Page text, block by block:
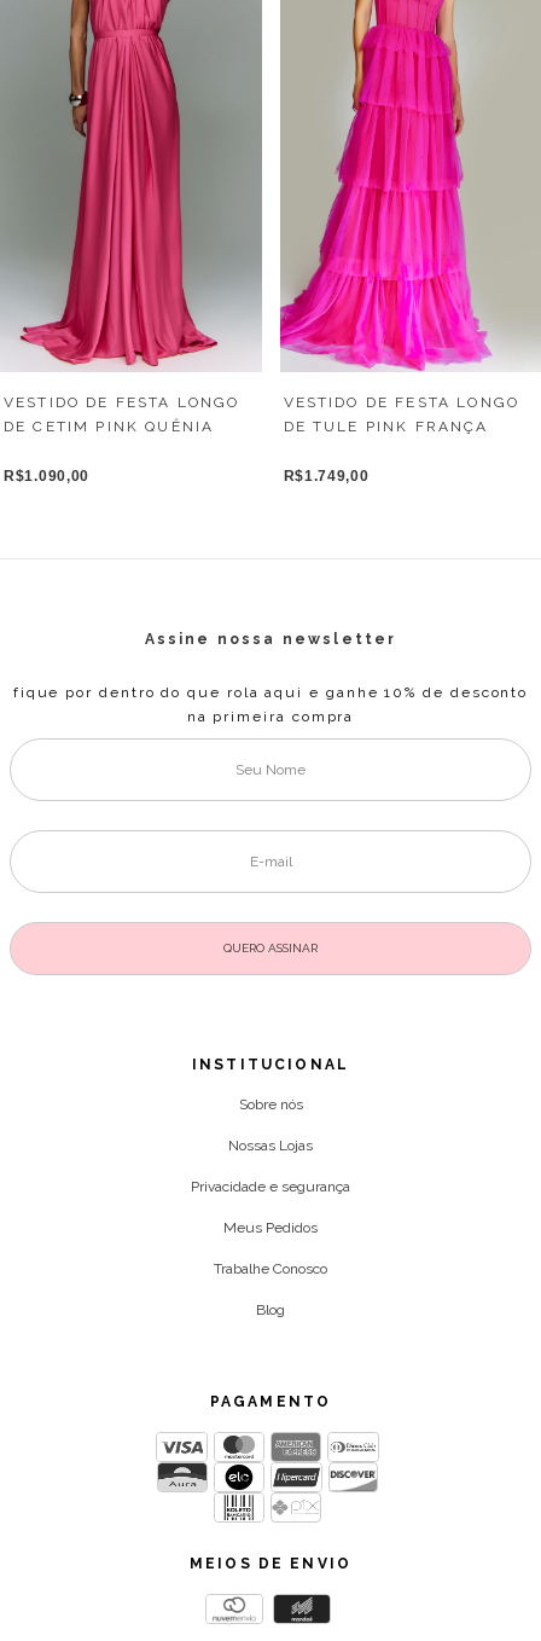
VESTIDO DE FESTA LONGO
DE CETIM PINK QUÊNIA
R$1.090,00
VESTIDO DE FESTA LONGO
DE TULE PINK FRANÇA
R$1.749,00
Assine nossa newsletter
fique por dentro do que rola aqui e ganhe 10% de desconto
na primeira compra
INSTITUCIONAL
Sobre nós
Nossas Lojas
Privacidade e segurança
Meus Pedidos
Trabalhe Conosco
Blog
PAGAMENTO
MEIOS DE ENVIO